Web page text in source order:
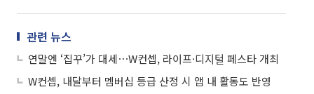
관련 뉴스
연말엔 ‘집꾸’가 대세⋯W컨셉, 라이프·디지털 페스타 개최
W컨셉, 내달부터 멤버십 등급 산정 시 앱 내 활동도 반영